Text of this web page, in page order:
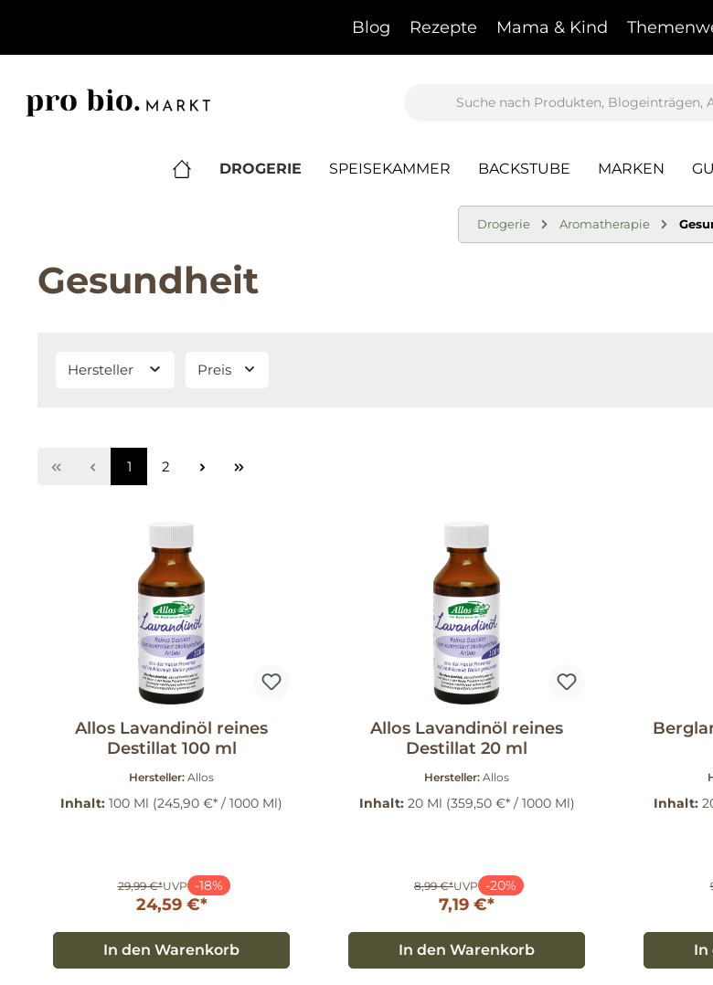
Blog Rezepte Mama & Kind
DROGERIE SPEISEKAMMER BACKSTUBE MARKEN
Drogerie Aromatherapie
Gesundheit
Hersteller Preis
1 2
Allos Lavandinöl reines
Destillat 100 ml
Hersteller: Allos
Inhalt: 100 Ml (245,90 €* / 1000 Ml)
29,99 €*UVP -18%
24,59 €*
In den Warenkorb
Allos Lavandinöl reines
Destillat 20 ml
Hersteller: Allos
Inhalt: 20 Ml (359,50 €* / 1000 Ml)
8,99 €*UVP -20%
7,19 €*
In den Warenkorb
Inhalt:
In